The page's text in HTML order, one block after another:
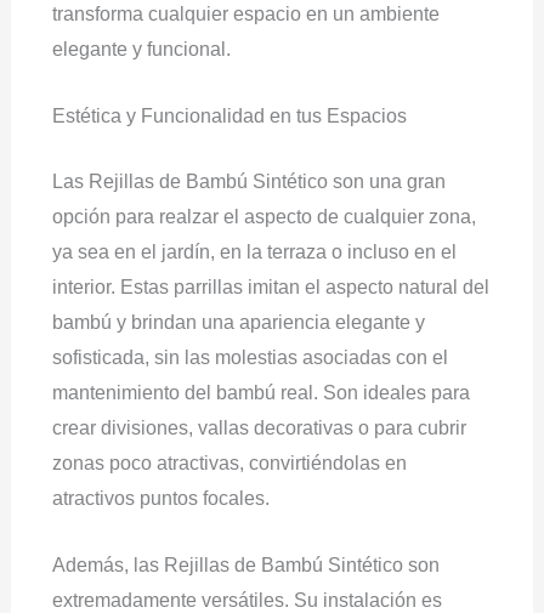
transforma cualquier espacio en un ambiente
elegante y funcional.
Estética y Funcionalidad en tus Espacios
Las Rejillas de Bambú Sintético son una gran
opción para realzar el aspecto de cualquier zona,
ya sea en el jardín, en la terraza o incluso en el
interior. Estas parrillas imitan el aspecto natural del
bambú y brindan una apariencia elegante y
sofisticada, sin las molestias asociadas con el
mantenimiento del bambú real. Son ideales para
crear divisiones, vallas decorativas o para cubrir
zonas poco atractivas, convirtiéndolas en
atractivos puntos focales.
Además, las Rejillas de Bambú Sintético son
extremadamente versátiles. Su instalación es